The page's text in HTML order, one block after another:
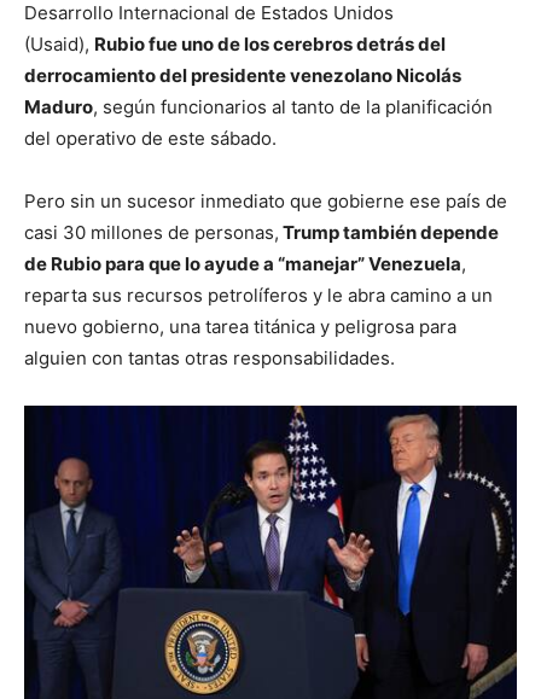
Desarrollo Internacional de Estados Unidos
(Usaid), Rubio fue uno de los cerebros detrás del
derrocamiento del presidente venezolano Nicolás
Maduro, según funcionarios al tanto de la planificación
del operativo de este sábado.
Pero sin un sucesor inmediato que gobierne ese país de
casi 30 millones de personas, Trump también depende
de Rubio para que lo ayude a “manejar” Venezuela,
reparta sus recursos petrolíferos y le abra camino a un
nuevo gobierno, una tarea titánica y peligrosa para
alguien con tantas otras responsabilidades.